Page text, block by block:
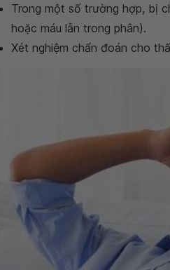
Trong một số trường hợp, bị
hoặc máu lẫn trong phân).
Xét nghiệm chẩn đoán cho